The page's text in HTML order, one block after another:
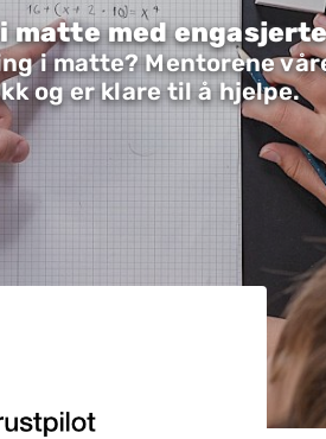
matte med
i matte? Mentorene
og er klare til å hjelpe.